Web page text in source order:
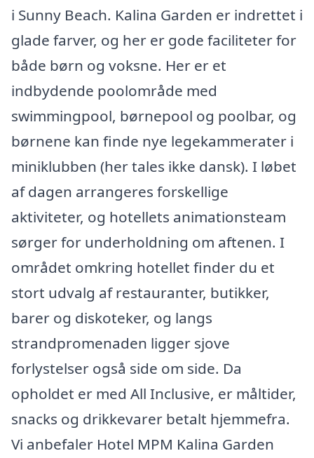
i Sunny Beach. Kalina Garden er indrettet i
glade farver, og her er gode faciliteter for
både børn og voksne. Her er et
indbydende poolområde med
swimmingpool, børnepool og poolbar, og
børnene kan finde nye legekammerater i
miniklubben (her tales ikke dansk). I løbet
af dagen arrangeres forskellige
aktiviteter, og hotellets animationsteam
sørger for underholdning om aftenen. I
området omkring hotellet finder du et
stort udvalg af restauranter, butikker,
barer og diskoteker, og langs
strandpromenaden ligger sjove
forlystelser også side om side. Da
opholdet er med All Inclusive, er måltider,
snacks og drikkevarer betalt hjemmefra.
Vi anbefaler Hotel MPM Kalina Garden